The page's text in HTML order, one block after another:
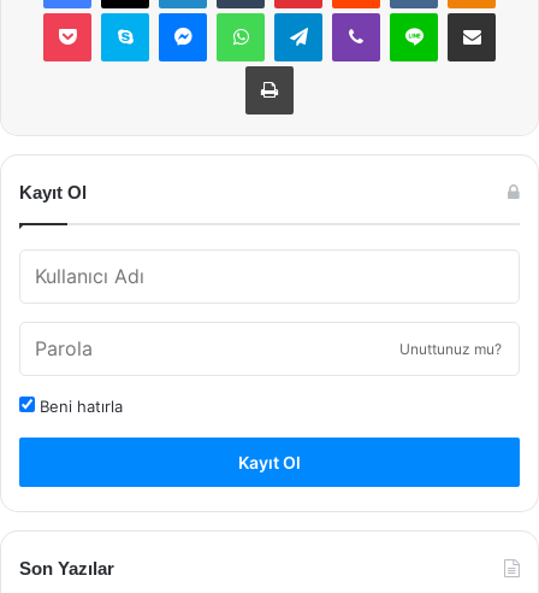
Pocket Skype MessengerWhatsAppTelegramViber Line E-Posta ile
Yazdır
Kayıt Ol
Unuttunuz mu?
Beni hatırla
Kayıt Ol
Son Yazılar